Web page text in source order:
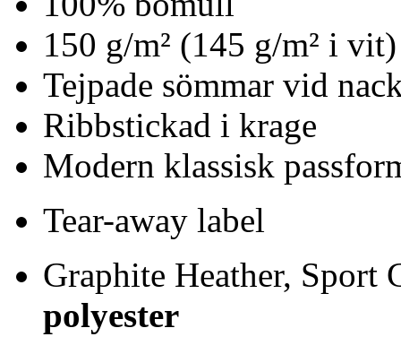
150 g/m² (145 g/m² i vit)
Tejpade sömmar vid
Ribbstickad i krage
Modern klassisk
Tear-away label
Graphite Heather, Sport
polyester